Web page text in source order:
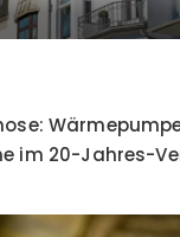
im 20-Jahres-